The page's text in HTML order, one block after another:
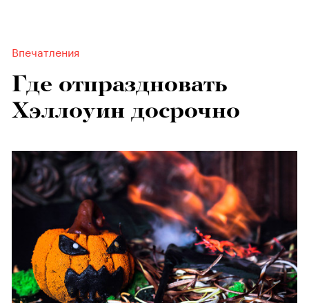
Впечатления
Где отпраздновать
Хэллоуин досрочно